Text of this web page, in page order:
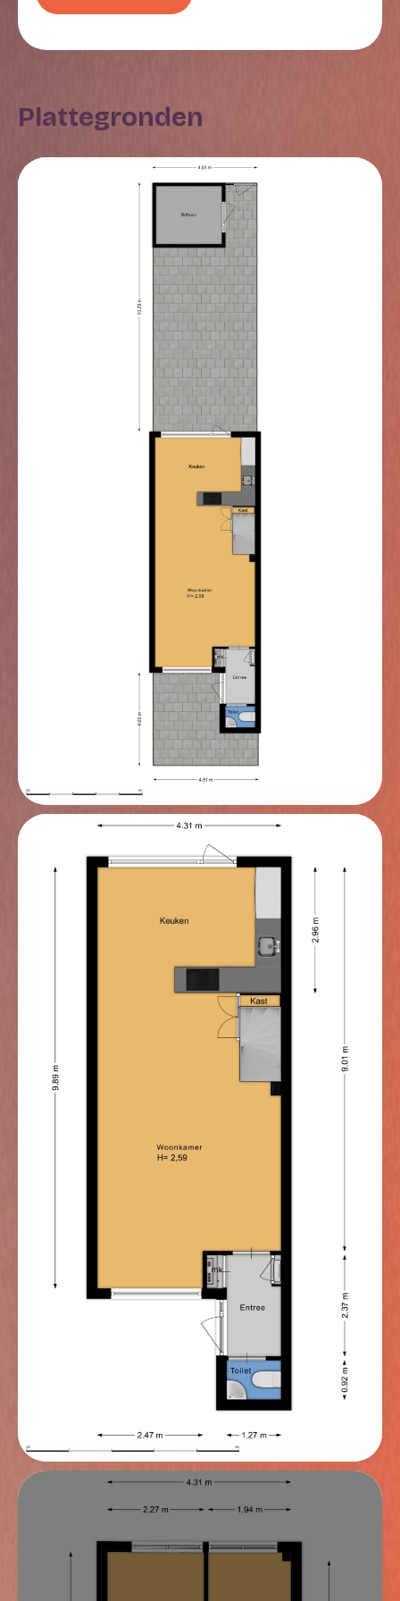
afzuigkap, koelkast, combi-magnetron en een
is de vloer geïsoleerd. Dit alles is in 2023 uitgevoerd.
Daarnaast zijn de wanden en het plafond strak
groen en is voorzien van een elektrisch screen.
De achtertuin ligt op het zuidoosten, waardoor je hier
volop van de zon kunt genieten. De tuin is grotendeels
bestraat en heeft groenborders. Achterin de tuin staat
een stenen berging met een achterom. en aan de
gevel is een elektrisch zonnescherm geplaatst.
Op de eerste verdieping vind je drie ruime
slaapkamers, elk met een frisse en moderne
uitstraling dankzij de gestuukte wanden en het
gestuukte plafond. De hele verdieping is voorzien van
een laminaatvloer. De hoofdslaapkamer is aan de
voorzijde gelegen. Zowel de voor- als
achterslaapkamers zijn voorzien van elektrische
screens. De badkamer is in 2023 volledig vernieuwd
en uitgevoerd met een ligbad, douche en
betegeld. Daarnaast is er een separaat gelegen toilet,
De tweede verdieping heeft aan de achterzijde een
bergruimte, terwijl op de overloop de wasmachine,
droger en de cv-combiketel zijn geplaatst. Aan de
voorzijde is een ruime slaapkamer met dakraam,
waarin de fraaie nokhoogte van circa 3,18 meter een
extra ruimtelijk effect geeft. De gehele verdieping is
afgewerkt met een laminaatvloer en de wanden zijn
geschilderd.
Plattegronden